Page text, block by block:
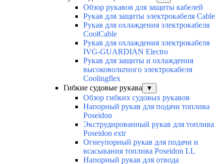
Обзор рукавов для защиты кабелей
Рукав для защиты электрокабеля Cable
Рукав для охлаждения электрокабеля
CoolCable
Рукав для охлаждения электрокабеля
IVG-GUARDIAN Electro
Рукав для защиты и охлаждения
высоковольтного электрокабеля
Coolingflex
Гибкие судовые рукава
▼
Обзор гибких судовых рукавов
Напорный рукав для подачи топлива
Poseidon
Экструдированный рукав для топлива
Poseidon extr
Огнеупорный рукав для подачи и
всасывания топлива Poseidon LL
Напорный рукав для отвода